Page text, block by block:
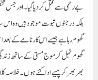
بے رحمی سے قتل کر دیا گیا۔ اور
بلکہ درجنوں ثبوت موجود ہیں وہ
گھوم رہا ہے جیسے اس کارنامے کے بعد
گھوم ٹہل کر موج مستی کے ساتھ
بھر بھر کر پیسے ادا کئے ہوں۔ خلاصہ